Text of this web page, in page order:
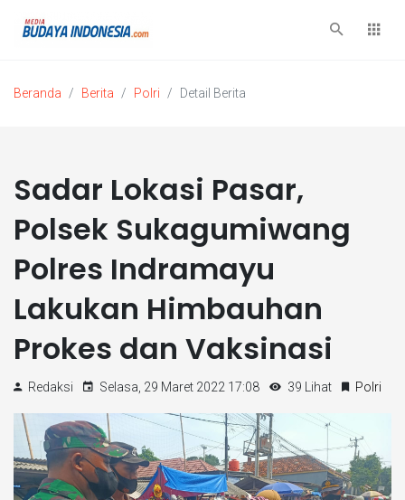
Beranda Berita Polri Detail Berita
Sadar Lokasi Pasar,
Polsek Sukagumiwang
Polres Indramayu
Lakukan Himbauhan
Prokes dan Vaksinasi
Redaksi Selasa, 29 Maret 2022 17:08 39 Lihat Polri